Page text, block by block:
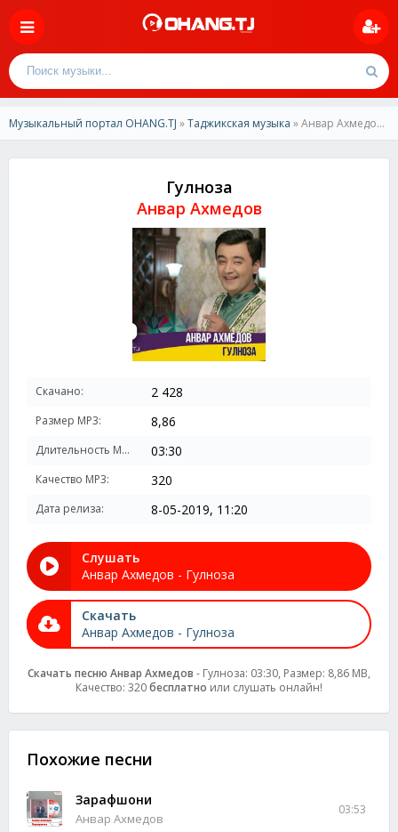
Музыкальный портал OHANG.TJ »Таджикская музыка » Анвар Ахмедов-Гулноза
Гулноза
Анвар Ахмедов
Скачано: 2 428
Размер MP3: 8,86
Длительность MP3: 03:30
Качество MP3: 320
Дата релиза: 8-05-2019, 11:20
Слушать
Анвар Ахмедов - Гулноза
Скачать
Анвар Ахмедов - Гулноза
Скачать песню Анвар Ахмедов - Гулноза: 03:30, Размер: 8,86 MB,
Качество: 320бесплатно или слушать онлайн!
Похожие песни
Зарафшони
Анвар Ахмедов
03:53